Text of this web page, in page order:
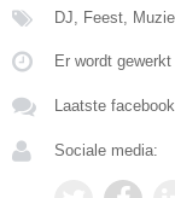
DJ, Feest,
Er wordt
Laatste
Sociale media: